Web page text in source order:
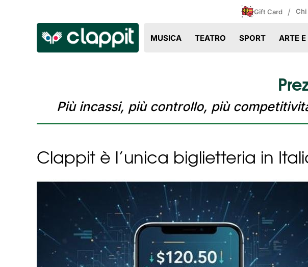
Gift Card / Chi
MUSICA TEATRO SPORT ARTE
Più incassi, più controllo, più
Clappit è l’unica biglietteria in